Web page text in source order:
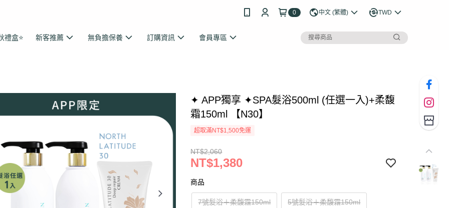
0 中文 (繁體) TWD
禮盒⭐ 新客推薦 無負擔保養 訂購資訊 會員專區
✦ APP獨享 ✦SPA髮浴500ml (任選一入)+柔馥
霜150ml 【N30】
超取滿NT$1,500免運
NT$2,060
NT$1,380
商品
7號髮浴＋柔馥霜150ml 5號髮浴＋柔馥霜150ml